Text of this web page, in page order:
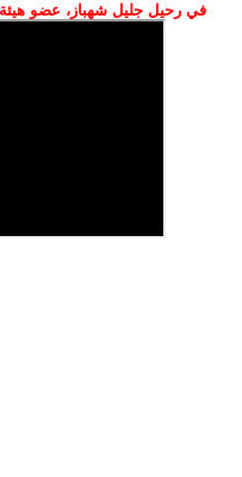
في رحيل جليل شهباز، عضو هيئة